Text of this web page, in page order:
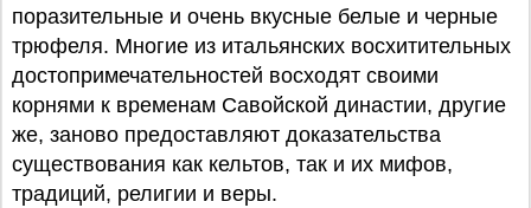
поразительные и очень вкусные белые и черные
трюфеля. Многие из итальянских восхитительных
достопримечательностей восходят своими
корнями к временам Савойской династии, другие
же, заново предоставляют доказательства
существования как кельтов, так и их мифов,
традиций, религии и веры.